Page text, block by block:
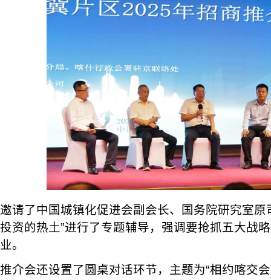
邀请了中国城镇化促进会副会长、国务院研究室原
投资的热土”进行了专题辅导，强调要抢抓五大战
业。
推介会还设置了圆桌对话环节，主题为“相约喀交